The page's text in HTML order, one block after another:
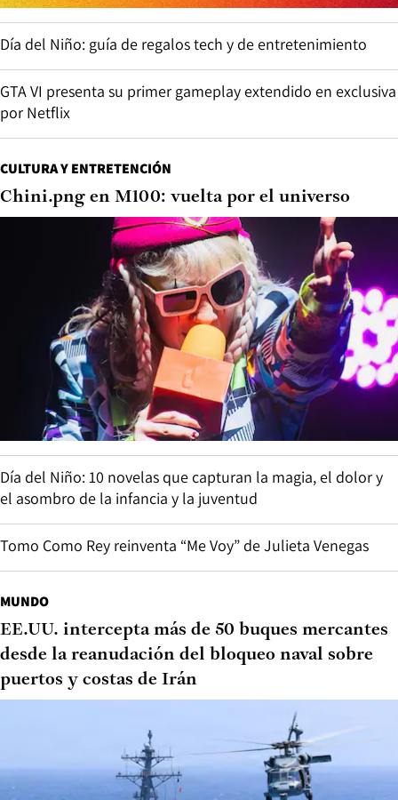
Día del Niño: guía de regalos tech y de entretenimiento
GTA VI presenta su primer gameplay extendido en exclusiva
por Netflix
CULTURA Y ENTRETENCIÓN
Chini.png en M100: vuelta por el universo
Día del Niño: 10 novelas que capturan la magia, el dolor y
el asombro de la infancia y la juventud
Tomo Como Rey reinventa “Me Voy” de Julieta Venegas
MUNDO
EE.UU. intercepta más de 50 buques mercantes
desde la reanudación del bloqueo naval sobre
puertos y costas de Irán